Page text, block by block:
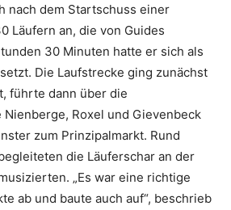
nach dem Startschuss einer
Läufern an, die von Guides
30 Minuten hatte er sich als
Die Laufstrecke ging zunächst
führte dann über die
Roxel und Gievenbeck
zum Prinzipalmarkt. Rund
die Läuferschar an der
„Es war eine richtige
ab und baute auch auf“, beschrieb